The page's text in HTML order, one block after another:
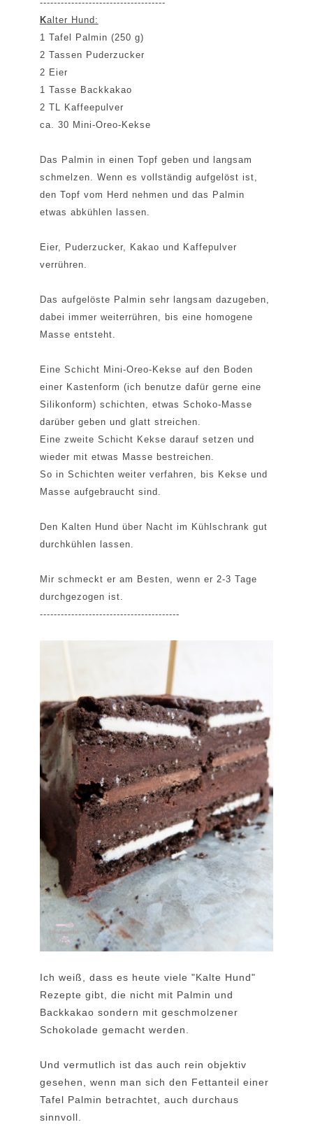
------------------------------------
Kalter Hund:
1 Tafel Palmin (250 g)
2 Tassen Puderzucker
2 Eier
1 Tasse Backkakao
2 TL Kaffeepulver
ca. 30 Mini-Oreo-Kekse
Das Palmin in einen Topf geben und langsam
schmelzen. Wenn es vollständig aufgelöst ist,
den Topf vom Herd nehmen und das Palmin
etwas abkühlen lassen.
Eier, Puderzucker, Kakao und Kaffepulver
verrühren.
Das aufgelöste Palmin sehr langsam dazugeben,
dabei immer weiterrühren, bis eine homogene
Masse entsteht.
Eine Schicht Mini-Oreo-Kekse auf den Boden
einer Kastenform (ich benutze dafür gerne eine
Silikonform) schichten, etwas Schoko-Masse
darüber geben und glatt streichen.
Eine zweite Schicht Kekse darauf setzen und
wieder mit etwas Masse bestreichen.
So in Schichten weiter verfahren, bis Kekse und
Masse aufgebraucht sind.
Den Kalten Hund über Nacht im Kühlschrank gut
durchkühlen lassen.
Mir schmeckt er am Besten, wenn er 2-3 Tage
durchgezogen ist.
----------------------------------------
Ich weiß, dass es heute viele "Kalte Hund"
Rezepte gibt, die nicht mit Palmin und
Backkakao sondern mit geschmolzener
Schokolade gemacht werden.
Und vermutlich ist das auch rein objektiv
gesehen, wenn man sich den Fettanteil einer
Tafel Palmin betrachtet, auch durchaus
sinnvoll.